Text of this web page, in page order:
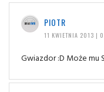
PIOTR
11 KWIETNIA 2013 |
Gwiazdor :D Może